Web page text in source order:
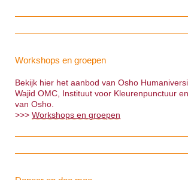
Workshops en groepen
Bekijk hier het aanbod van Osho
Wajid OMC, Instituut voor Kleurenpunctuur
van Osho.
>>>Workshops en groepen